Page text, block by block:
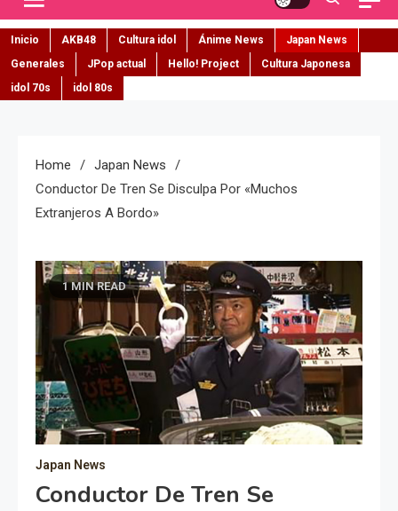
Inicio AKB48 Cultura idol Ánime News
Japan News
Generales
JPop actual Hello! Project
Cultura Japonesa
idol 70s
idol 80s
Home
Japan News
Conductor De Tren Se Disculpa Por «muchos
Extranjeros A Bordo»
1 MIN READ
Japan News
Conductor De Tren Se